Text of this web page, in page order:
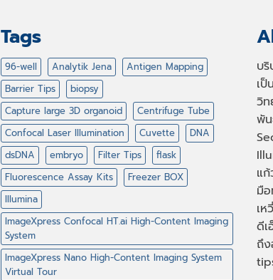
Tags
96-well Analytik Jena
Antigen Mapping
Barrier Tips
biopsy
Capture large 3D organoid
Centrifuge Tube
Confocal Laser Illumination
Cuvette
DNA
dsDNA
embryo Filter Tips
flask
Fluorescence Assay Kits
Freezer BOX
Illumina
ImageXpress Confocal HT.ai High-Content Imaging
System
ImageXpress Nano High-Content Imaging System
Virtual Tour
บ
เ
วิท
พั
แ
มื
เ
ดีเ
ถึ